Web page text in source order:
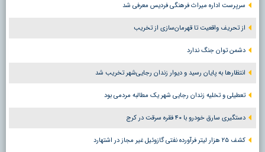
سرپرست اداره میراث فرهنگی فردیس معرفی شد
از تحریف واقعیت تا قهرمان‌سازی از تخریب
دشمن توان جنگ ندارد
انتظارها به پایان رسید و دیوار زندان رجایی‌شهر تخریب شد
تعطیلی و تخلیه زندان رجایی شهر یک مطالبه مردمی بود
دستگیری سارق خودرو با ۴۰ فقره سرقت در کرج
کشف ۲۵ هزار لیتر فرآورده نفتی گازوئیل غیر مجاز در اشتهارد